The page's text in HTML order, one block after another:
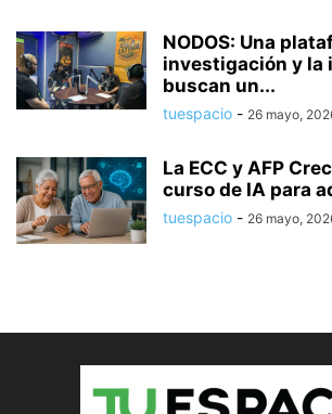
NODOS: Una
investigación y la
buscan un...
tuespacio - 26 mayo,
La ECC y AFP
curso de IA para
tuespacio - 26 mayo,